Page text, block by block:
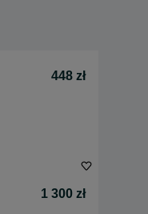
448 zł
1 300 zł